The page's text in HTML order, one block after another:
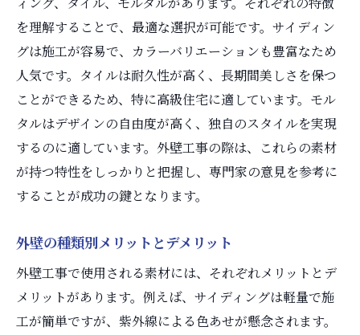
を理解することで、最適な選択が可能です。サイディン
グは施工が容易で、カラーバリエーションも豊富なため
人気です。タイルは耐久性が高く、長期間美しさを保つ
ことができるため、特に高級住宅に適しています。モル
タルはデザインの自由度が高く、独自のスタイルを実現
するのに適しています。外壁工事の際は、これらの素材
が持つ特性をしっかりと把握し、専門家の意見を参考に
することが成功の鍵となります。
外壁の種類別メリットとデメリット
外壁工事で使用される素材には、それぞれメリットとデ
メリットがあります。例えば、サイディングは軽量で施
工が簡単ですが、紫外線による色あせが懸念されます。